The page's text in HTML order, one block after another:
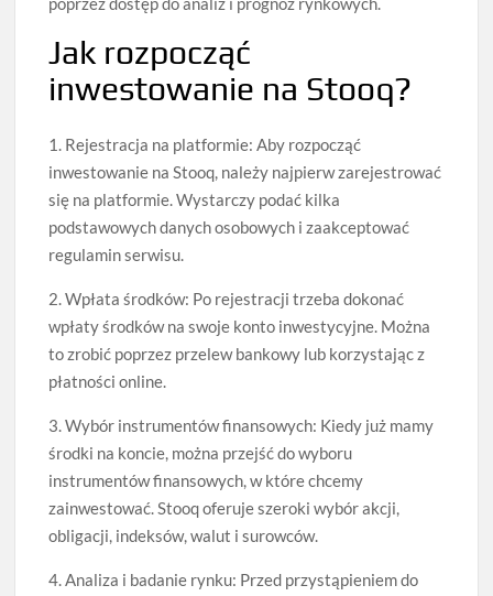
Jak rozpocząć
inwestowanie na Stooq?
1. Rejestracja na platformie: Aby rozpocząć
inwestowanie na Stooq, należy najpierw zarejestrować
się na platformie. Wystarczy podać kilka
podstawowych danych osobowych i zaakceptować
regulamin serwisu.
2. Wpłata środków: Po rejestracji trzeba dokonać
wpłaty środków na swoje konto inwestycyjne. Można
to zrobić poprzez przelew bankowy lub korzystając z
płatności online.
3. Wybór instrumentów finansowych: Kiedy już mamy
środki na koncie, można przejść do wyboru
instrumentów finansowych, w które chcemy
zainwestować. Stooq oferuje szeroki wybór akcji,
obligacji, indeksów, walut i surowców.
4. Analiza i badanie rynku: Przed przystąpieniem do